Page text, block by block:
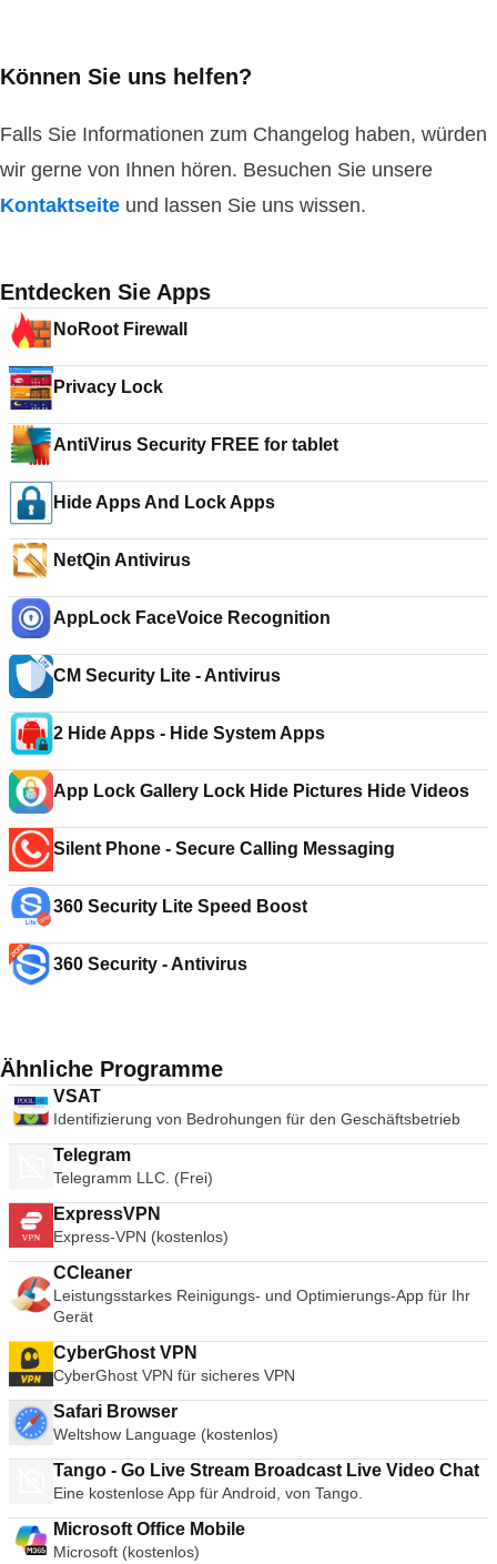
Können Sie uns helfen?
Falls Sie Informationen zum Changelog haben, würden
wir gerne von Ihnen hören. Besuchen Sie unsere
Kontaktseite und lassen Sie uns wissen.
Entdecken Sie Apps
NoRoot Firewall
Privacy Lock
AntiVirus Security FREE for tablet
Hide Apps And Lock Apps
NetQin Antivirus
AppLock FaceVoice Recognition
CM Security Lite - Antivirus
2 Hide Apps - Hide System Apps
App Lock Gallery Lock Hide Pictures Hide Videos
Silent Phone - Secure Calling Messaging
360 Security Lite Speed Boost
360 Security - Antivirus
Ähnliche Programme
VSAT
Identifizierung von Bedrohungen für den Geschäftsbetrieb
Telegram
Telegramm LLC. (Frei)
ExpressVPN
Express-VPN (kostenlos)
CCleaner
Leistungsstarkes Reinigungs- und Optimierungs-App für Ihr
Gerät
CyberGhost VPN
CyberGhost VPN für sicheres VPN
Safari Browser
Weltshow Language (kostenlos)
Tango - Go Live Stream Broadcast Live Video Chat
Eine kostenlose App für Android, von Tango.
Microsoft Office Mobile
Microsoft (kostenlos)